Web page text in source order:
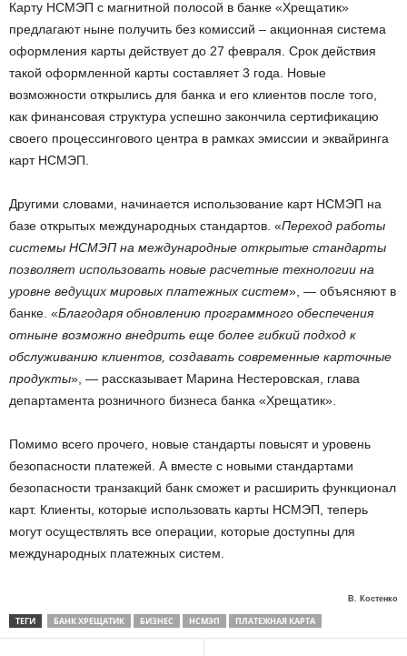
Карту НСМЭП с магнитной полосой в банке «Хрещатик»
предлагают ныне получить без комиссий – акционная система
оформления карты действует до 27 февраля. Срок действия
такой оформленной карты составляет 3 года. Новые
возможности открылись для банка и его клиентов после того,
как финансовая структура успешно закончила сертификацию
своего процессингового центра в рамках эмиссии и эквайринга
карт НСМЭП.
Другими словами, начинается использование карт НСМЭП на
базе открытых международных стандартов. «Переход работы
системы НСМЭП на международные открытые стандарты
позволяет использовать новые расчетные технологии на
уровне ведущих мировых платежных систем», — объясняют в
банке. «Благодаря обновлению программного обеспечения
отныне возможно внедрить еще более гибкий подход к
обслуживанию клиентов, создавать современные карточные
продукты», — рассказывает Марина Нестеровская, глава
департамента розничного бизнеса банка «Хрещатик».
Помимо всего прочего, новые стандарты повысят и уровень
безопасности платежей. А вместе с новыми стандартами
безопасности транзакций банк сможет и расширить функционал
карт. Клиенты, которые использовать карты НСМЭП, теперь
могут осуществлять все операции, которые доступны для
международных платежных систем.
В. Костенко
ТЕГИ БАНК ХРЕЩАТИК БИЗНЕС НСМЭП ПЛАТЕЖНАЯ КАРТА